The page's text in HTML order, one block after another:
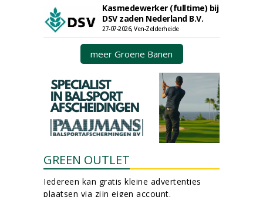
Kasmedewerker (fulltime) bij
DSV zaden Nederland B.V.
27-07-2026, Ven-Zelderheide
meer Groene Banen
GREEN OUTLET
Iedereen kan gratis kleine advertenties
plaatsen via zijn eigen account.